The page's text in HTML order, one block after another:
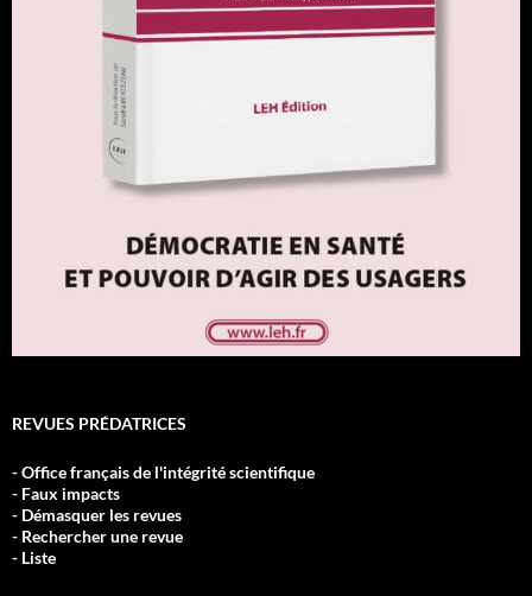
REVUES PRÉDATRICES
- Office français de l'intégrité scientifique
- Faux impacts
- Démasquer les revues
- Rechercher une revue
- Liste